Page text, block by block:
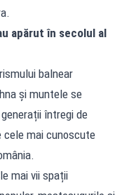
apărut în secolul al
balnear
și muntele se
întregi de
cele mai cunoscute
mai vii spații